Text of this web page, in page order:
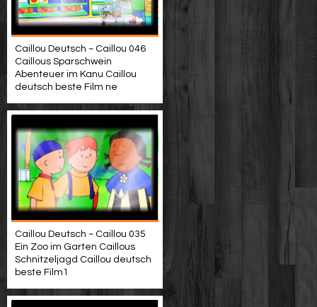
Caillou Deutsch ~ Caillou 046
Caillous Sparschwein
Abenteuer im Kanu Caillou
deutsch beste Film ne
Caillou Deutsch ~ Caillou 035
Ein Zoo im Garten Caillous
Schnitzeljagd Caillou deutsch
beste Film1